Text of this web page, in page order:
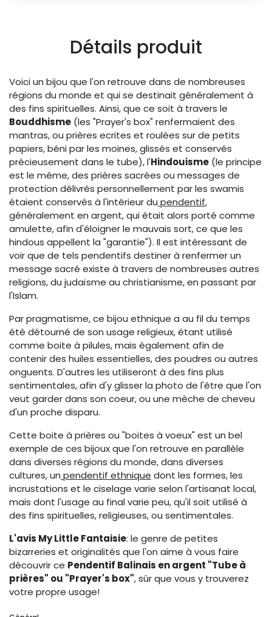
Détails produit
Voici un bijou que l'on retrouve dans de nombreuses
régions du monde et qui se destinait généralement à
des fins spirituelles. Ainsi, que ce soit à travers le
Bouddhisme (les "Prayer's box" renfermaient des
mantras, ou prières ecrites et roulées sur de petits
papiers, béni par les moines, glissés et conservés
précieusement dans le tube), l'Hindouisme (le principe
est le même, des prières sacrées ou messages de
protection délivrés personnellement par les swamis
étaient conservés à l'intérieur du pendentif,
généralement en argent, qui était alors porté comme
amulette, afin d'éloigner le mauvais sort, ce que les
hindous appellent la "garantie"). Il est intéressant de
voir que de tels pendentifs destiner à renfermer un
message sacré existe à travers de nombreuses autres
religions, du judaïsme au christianisme, en passant par
l'Islam.
Par pragmatisme, ce bijou ethnique a au fil du temps
été détourné de son usage religieux, étant utilisé
comme boite à pilules, mais également afin de
contenir des huiles essentielles, des poudres ou autres
onguents. D'autres les utiliseront à des fins plus
sentimentales, afin d'y glisser la photo de l'être que l'on
veut garder dans son coeur, ou une mèche de cheveu
d'un proche disparu.
Cette boite à prières ou "boites à voeux" est un bel
exemple de ces bijoux que l'on retrouve en parallèle
dans diverses régions du monde, dans diverses
cultures, un pendentif ethnique dont les formes, les
incrustations et le ciselage varie selon l'artisanat local,
mais dont l'usage au final varie peu, qu'il soit utilisé à
des fins spirituelles, religieuses, ou sentimentales.
L'avis My Little Fantaisie: le genre de petites
bizarreries et originalités que l'on aime à vous faire
découvrir ce Pendentif Balinais en argent "Tube à
prières" ou "Prayer's box", sûr que vous y trouverez
votre propre usage!